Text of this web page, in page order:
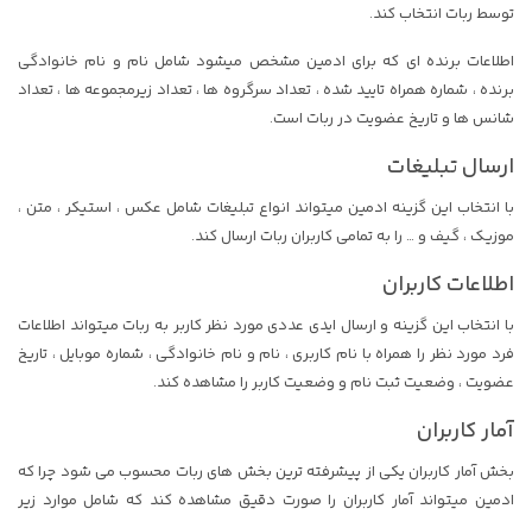
توسط ربات انتخاب کند.
اطلاعات برنده ای که برای ادمین مشخص میشود شامل نام و نام خانوادگی
برنده ، شماره همراه تایید شده ، تعداد سرگروه ها ، تعداد زیرمجموعه ها ، تعداد
شانس ها و تاریخ عضویت در ربات است.
ارسال تبلیغات
با انتخاب این گزینه ادمین میتواند انواع تبلیغات شامل عکس ، استیکر ، متن ،
موزیک ، گیف و … را به تمامی کاربران ربات ارسال کند.
اطلاعات کاربران
با انتخاب این گزینه و ارسال ایدی عددی مورد نظر کاربر به ربات میتواند اطلاعات
فرد مورد نظر را همراه با نام کاربری ، نام و نام خانوادگی ، شماره موبایل ، تاریخ
عضویت ، وضعیت ثبت نام و وضعیت کاربر را مشاهده کند.
آمار کاربران
بخش آمار کاربران یکی از پیشرفته ترین بخش های ربات محسوب می شود چرا که
ادمین میتواند آمار کاربران را صورت دقیق مشاهده کند که شامل موارد زیر